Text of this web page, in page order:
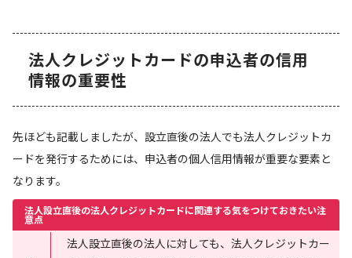
法人クレジットカードの申込者の信用
情報の重要性
先ほども記載しましたが、設立直後の法人でも法人クレジットカ
ードを発行するためには、申込者の個人信用情報が重要な要素と
なります。
法人設立直後の法人クレジットカードに関連する気をつけておきたい注
意点
法人設立直後の法人に対しても、法人クレジットカー